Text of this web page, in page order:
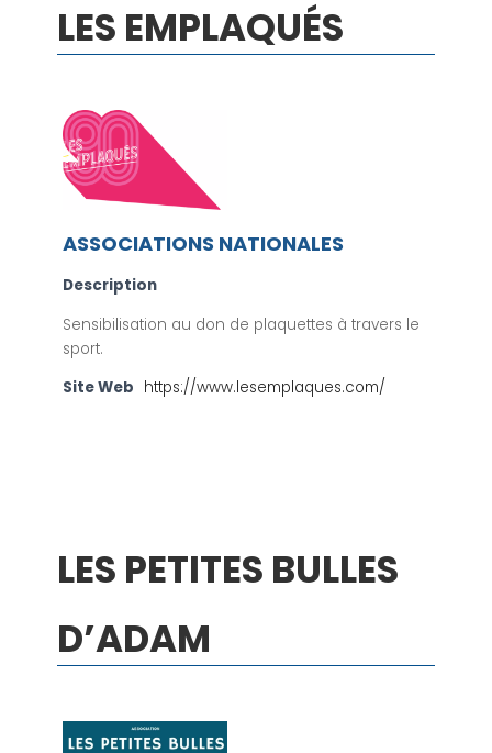
LES EMPLAQUÉS
ASSOCIATIONS NATIONALES
Description
Sensibilisation au don de plaquettes à travers le
sport.
Site Web https://www.lesemplaques.com/
LES PETITES BULLES
D’ADAM